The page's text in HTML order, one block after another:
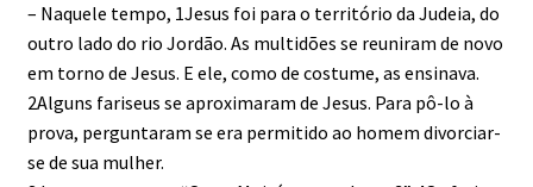
– Naquele tempo, 1Jesus foi para o território da Judeia, do
outro lado do rio Jordão. As multidões se reuniram de novo
em torno de Jesus. E ele, como de costume, as ensinava.
2Alguns fari­seus se aproximaram de Jesus. Para pô-lo à
prova, perguntaram se era permitido ao homem divorciar-
se de sua mulher.